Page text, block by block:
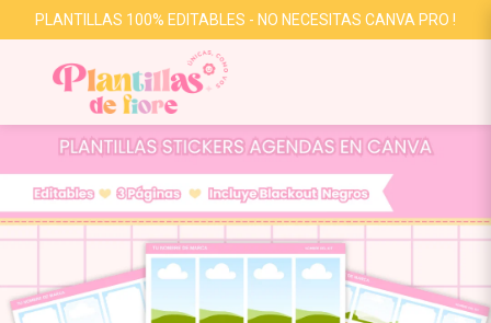
PLANTILLAS 100% EDITABLES - NO NECESITAS CANVA PRO !